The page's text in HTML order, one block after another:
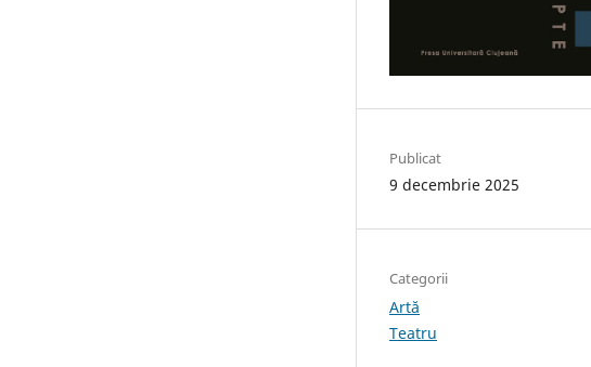
Publicat
9 decembrie 2025
Categorii
Artă
Teatru